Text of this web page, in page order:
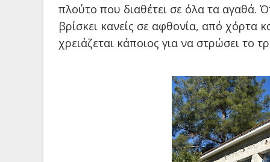
πλούτο που διαθέτει σε όλα τα αγαθά.
βρίσκει κανείς σε αφθονία, από χόρτα
χρειάζεται κάποιος για να στρώσει το